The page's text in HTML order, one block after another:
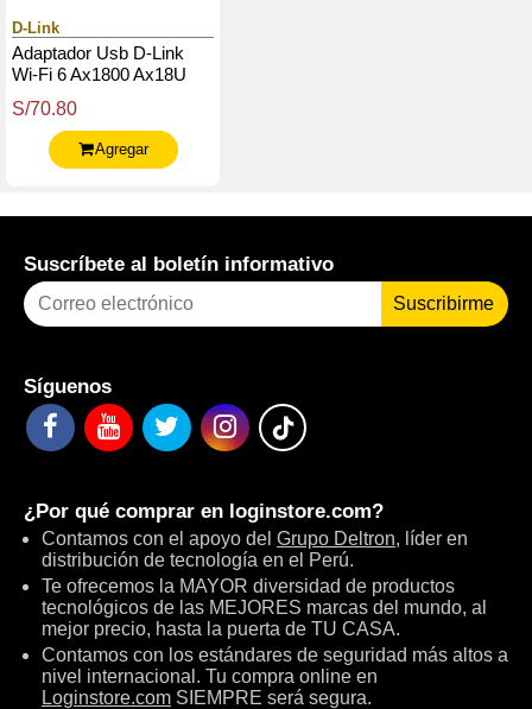
D-Link
Adaptador Usb D-Link
Wi-Fi 6 Ax1800 Ax18U
S/70.80
Agregar
Suscríbete al boletín informativo
Suscribirme
Síguenos
¿Por qué comprar en loginstore.com?
Contamos con el apoyo del Grupo Deltron, líder en
distribución de tecnología en el Perú.
Te ofrecemos la MAYOR diversidad de productos
tecnológicos de las MEJORES marcas del mundo, al
mejor precio, hasta la puerta de TU CASA.
Contamos con los estándares de seguridad más altos a
nivel internacional. Tu compra online en
Loginstore.com SIEMPRE será segura.